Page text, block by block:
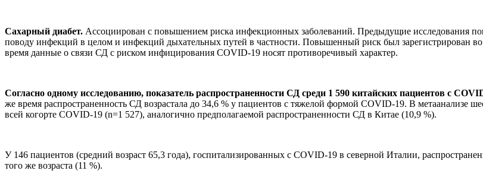
Сахарный диабет. Ассоциирован с повышением риска инфекционных заболеваний. Предыдущие исследования
поводу инфекций в целом и инфекций дыхательных путей в частности. Повышенный риск был
время данные о связи СД с риском инфицирования COVID-19 носят противоречивый характер.
Согласно одному исследованию, показатель распространенности СД среди 1 590 китайских пациентов с
же время распространенность СД возрастала до 34,6 % у пациентов с тяжелой формой COVID-19. В метаанализе
всей когорте COVID-19 (n=1 527), аналогично предполагаемой распространенности СД в Китае (10,9 %).
У 146 пациентов (средний возраст 65,3 года), госпитализированных с COVID-19 в северной Италии,
того же возраста (11 %).